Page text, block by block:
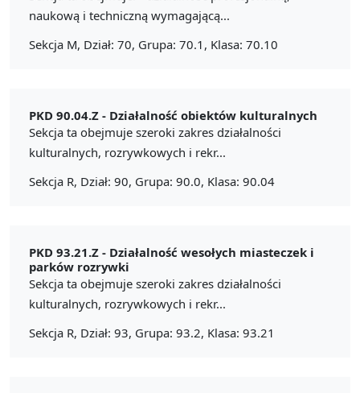
naukową i techniczną wymagającą...
Sekcja M, Dział: 70, Grupa: 70.1, Klasa: 70.10
PKD 90.04.Z - Działalność obiektów kulturalnych
Sekcja ta obejmuje szeroki zakres działalności
kulturalnych, rozrywkowych i rekr...
Sekcja R, Dział: 90, Grupa: 90.0, Klasa: 90.04
PKD 93.21.Z - Działalność wesołych miasteczek i
parków rozrywki
Sekcja ta obejmuje szeroki zakres działalności
kulturalnych, rozrywkowych i rekr...
Sekcja R, Dział: 93, Grupa: 93.2, Klasa: 93.21